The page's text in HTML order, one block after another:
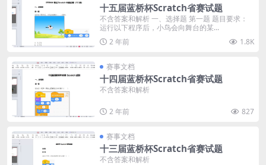
十五届蓝桥杯Scratch省赛试题
不含答案和解析 一、选择题 第一题 题目要求：
运行以下程序后，小鸟会向舞台的某...
2 年前
1.8K
赛事文档
十四届蓝桥杯Scratch省赛试题
不含答案和解析
2 年前 827
赛事文档
十三届蓝桥杯Scratch省赛试题
不含答案和解析